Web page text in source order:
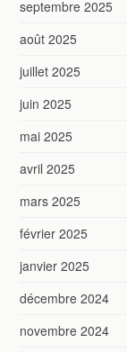
septembre 2025
août 2025
juillet 2025
juin 2025
mai 2025
avril 2025
mars 2025
février 2025
janvier 2025
décembre 2024
novembre 2024